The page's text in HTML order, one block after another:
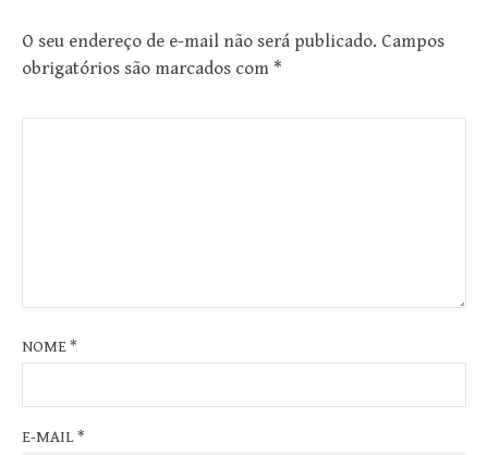
O seu endereço de e-mail não será publicado. Campos
obrigatórios são marcados com *
NOME*
E-MAIL*